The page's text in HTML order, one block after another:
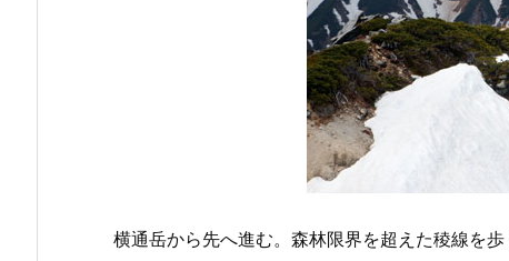
横通岳から先へ進む。森林限界を超えた稜線を